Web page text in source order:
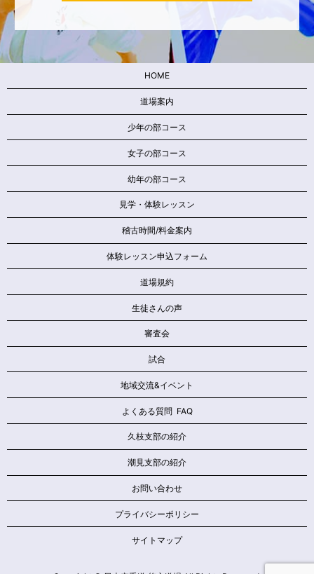
HOME
道場案内
少年の部コース
女子の部コース
幼年の部コース
見学・体験レッスン
稽古時間/料金案内
体験レッスン申込フォーム
道場規約
生徒さんの声
審査会
試合
地域交流&イベント
よくある質問 FAQ
久枝支部の紹介
潮見支部の紹介
お問い合わせ
プライバシーポリシー
サイトマップ